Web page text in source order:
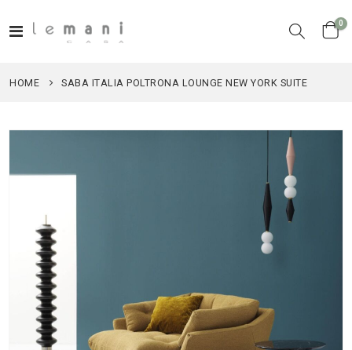
Toggle
Cart
0
HOME SABA ITALIA POLTRONA LOUNGE NEW YORK SUITE
immagini